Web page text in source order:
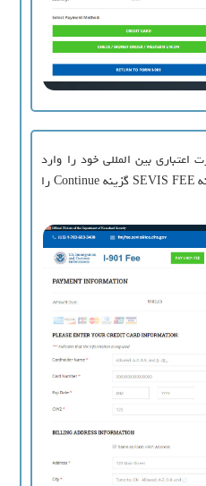
اعتباری بین المللی خود را وارد
کرده و جهت پرداخت هزینه SEVIS FEE گزینه Continue را